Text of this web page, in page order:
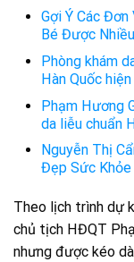
Gợi Ý Các Đơn
Bé Được
Phòng khám
Hàn Quốc
Phạm Hương
da liễu chuẩn
Nguyễn Thị
Đẹp Sức
Theo lịch trình dự
chủ tịch HĐQT
nhưng được kéo